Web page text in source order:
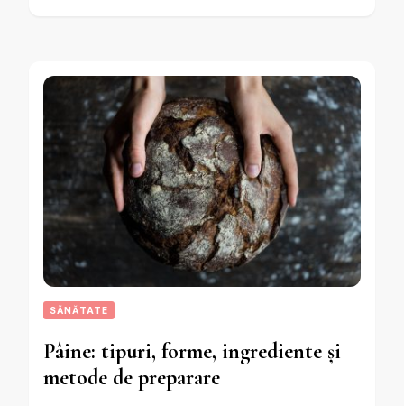
SĂNĂTATE
Pâine: tipuri, forme, ingrediente și
metode de preparare